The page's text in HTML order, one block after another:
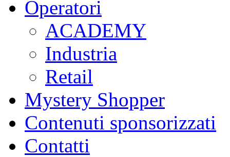
Operatori
ACADEMY
Industria
Retail
Mystery Shopper
Contenuti sponsorizzati
Contatti